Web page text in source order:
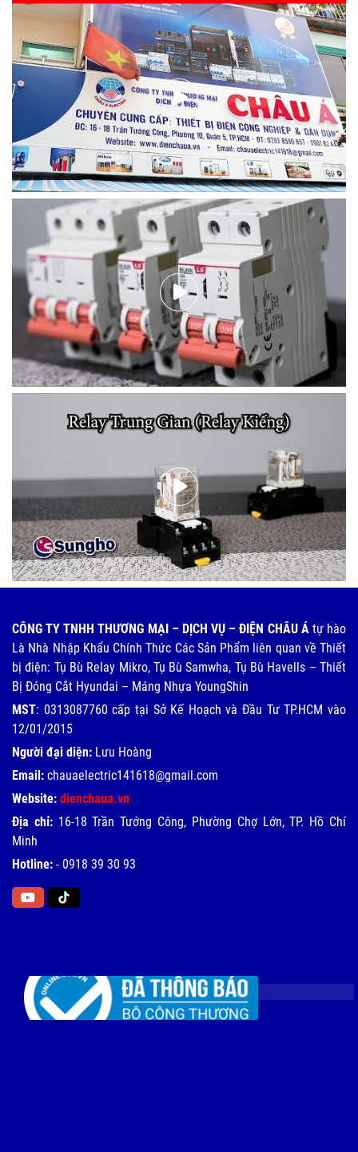
CÔNG TY TNHH THƯƠNG MẠI – DỊCH VỤ – ĐIỆN CHÂU Átự hào
Là Nhà Nhập Khẩu Chính Thức Các Sản Phẩm liên quan về Thiết
bị điện: Tụ Bù Relay Mikro, Tụ Bù Samwha, Tụ Bù Havells – Thiết
Bị Đóng Cắt Hyundai – Máng Nhựa YoungShin
MST: 0313087760 cấp tại Sở Kế Hoạch và Đầu Tư TP.HCM vào
12/01/2015
Người đại diện: Lưu Hoàng
Email: chauaelectric141618@gmail.com
Website: dienchaua.vn
Địa chỉ: 16-18 Trần Tướng Công, Phường Chợ Lớn, TP. Hồ Chí
Minh
Hotline: - 0918 39 30 93